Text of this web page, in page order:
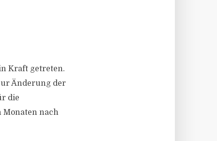
Kraft getreten.
Änderung der
die
Monaten nach